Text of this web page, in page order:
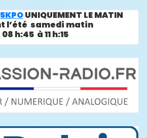
UNIQUEMENT LE MATIN
l’été samedi matin
08 h:45 à 11 h:15